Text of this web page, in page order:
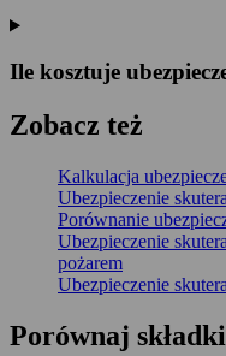
Ile kosztuje
Zobacz też
Kalkulacja
Ubezpieczenie
Porównanie
Ubezpieczenie
pożarem
Ubezpieczenie
Porównaj